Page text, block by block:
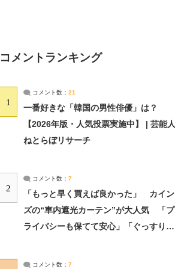
コメントランキング
1
コメント数： 21
一番好きな「韓国の男性俳優」は？
【2026年版・人気投票実施中】 | 芸能人
ねとらぼリサーチ
2
コメント数： 7
「もっと早く買えば良かった」 カイン
ズの“車内遮光カーテン”が大人気 「プ
ライバシーも保てて安心」「ぐっすり眠
コメント数： 7